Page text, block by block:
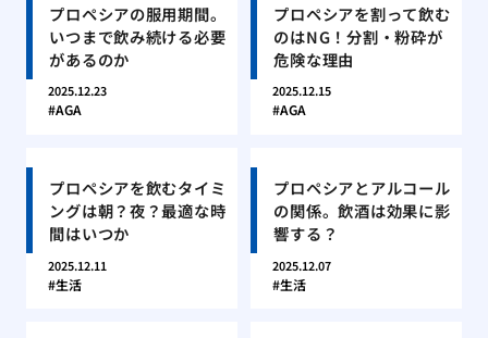
プロペシアの服用期間。
いつまで飲み続ける必要
があるのか
2025.12.23
AGA
プロペシアを割って飲む
のはNG！分割・粉砕が
危険な理由
2025.12.15
AGA
プロペシアを飲むタイミ
ングは朝？夜？最適な時
間はいつか
2025.12.11
生活
プロペシアとアルコール
の関係。飲酒は効果に影
響する？
2025.12.07
生活